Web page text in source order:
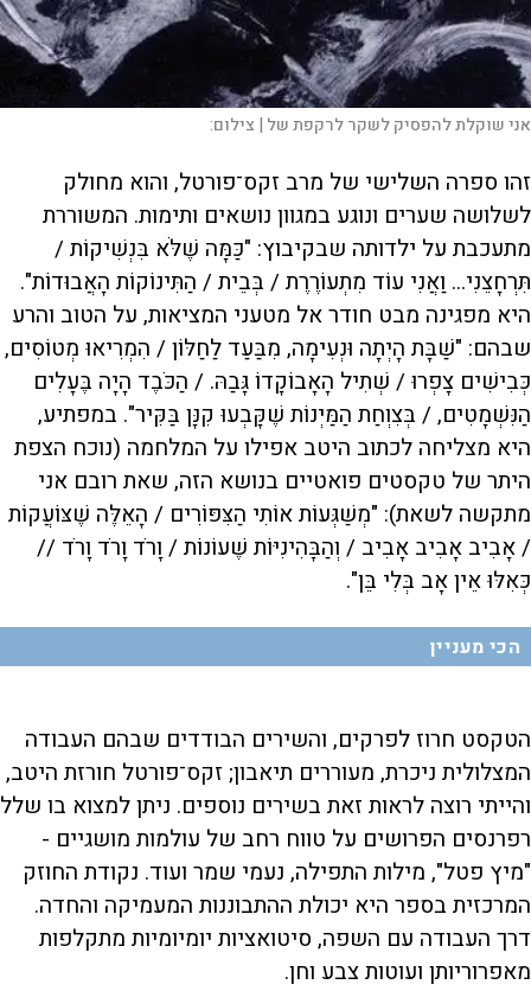
אני שוקלת להפסיק לשקר לרקפת של | צילום:
זהו ספרה השלישי של מרב זקס־פורטל, והוא מחולק
לשלושה שערים ונוגע במגוון נושאים ותימות. המשוררת
מתעכבת על ילדותה שבקיבוץ: "כַּמָּה שֶׁלֹּא בִּנְשִׁיקוֹת /
תִּרְחָצֵנִי... וַאֲנִי עוֹד מִתְעוֹרֶרֶת / בְּבֵית / הַתִּינוֹקוֹת הָאֲבוּדוֹת".
היא מפגינה מבט חודר אל מטעני המציאות, על הטוב והרע
שבהם: "שַׁבָּת הָיְתָה וּנְעִימָה, מִבַּעַד לַחַלּוֹן / הִמְרִיאוּ מְטוֹסִים,
כְּבִישִׁים צָפְרוּ / שְׁתִיל הָאָבוֹקָדוֹ גָּבַהּ. / הַכֹּבֶד הָיָה בֶּעָלִים
הַנִּשְׁמָטִים, / בְּצִוְחַת הַמַּיְנוֹת שֶׁקָּבְעוּ קִנָּן בַּקִּיר". במפתיע,
היא מצליחה לכתוב היטב אפילו על המלחמה (נוכח הצפת
היתר של טקסטים פואטיים בנושא הזה, שאת רובם אני
מתקשה לשאת): "מְשַׁגְּעוֹת אוֹתִי הַצִּפּוֹרִים / הָאֵלֶּה שֶׁצּוֹעֲקוֹת
/ אָבִיב אָבִיב אָבִיב / וְהַבָּהִינִיּוֹת שֶׁעוֹנוֹת / וָרֹד וָרֹד וָרֹד //
כְּאִלּוּ אֵין אָב בְּלִי בֵּן".
הכי מעניין
הטקסט חרוז לפרקים, והשירים הבודדים שבהם העבודה
המצלולית ניכרת, מעוררים תיאבון; זקס־פורטל חורזת היטב,
והייתי רוצה לראות זאת בשירים נוספים. ניתן למצוא בו שלל
רפרנסים הפרושים על טווח רחב של עולמות מושגיים -
"מיץ פטל", מילות התפילה, נעמי שמר ועוד. נקודת החוזק
המרכזית בספר היא יכולת ההתבוננות המעמיקה והחדה.
דרך העבודה עם השפה, סיטואציות יומיומיות מתקלפות
מאפרוריותן ועוטות צבע וחן.